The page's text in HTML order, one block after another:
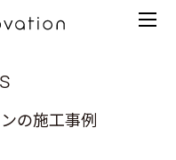
の施工事例